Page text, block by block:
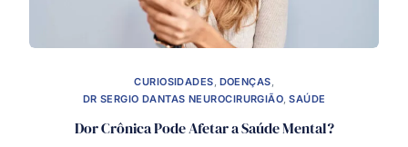
CURIOSIDADES, DOENÇAS,
DR SERGIO DANTAS NEUROCIRURGIÃO,SAÚDE
Dor Crônica Pode Afetar a Saúde Mental?